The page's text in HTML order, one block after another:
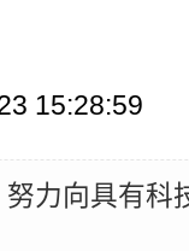
15:28:59
力向具有科